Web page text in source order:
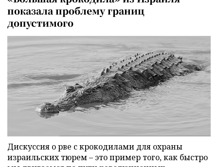
показала проблему границ
допустимого
Дискуссия о рве с крокодилами для охраны
израильских тюрем – это пример того, как быстро